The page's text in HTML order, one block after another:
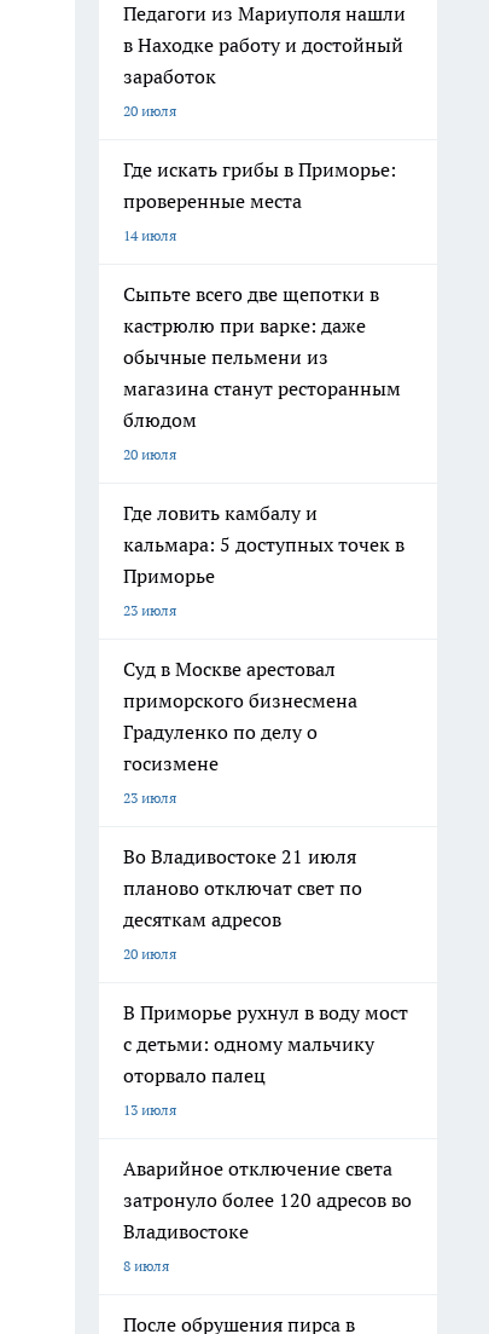
Педагоги из Мариуполя нашли
в Находке работу и достойный
заработок
20 июля
Где искать грибы в Приморье:
проверенные места
14 июля
Сыпьте всего две щепотки в
кастрюлю при варке: даже
обычные пельмени из
магазина станут ресторанным
блюдом
20 июля
Где ловить камбалу и
кальмара: 5 доступных точек в
Приморье
23 июля
Суд в Москве арестовал
приморского бизнесмена
Градуленко по делу о
госизмене
23 июля
Во Владивостоке 21 июля
планово отключат свет по
десяткам адресов
20 июля
В Приморье рухнул в воду мост
с детьми: одному мальчику
оторвало палец
13 июля
Аварийное отключение света
затронуло более 120 адресов во
Владивостоке
8 июля
После обрушения пирса в